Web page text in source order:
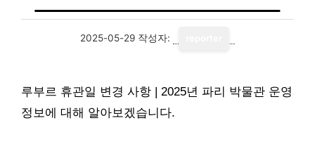
2025-05-29 작성자:
루부르 휴관일 변경 사항 | 2025년 파리 박물관 운영
정보에 대해 알아보겠습니다.